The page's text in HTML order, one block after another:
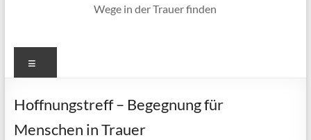
Wege in der Trauer finden
Hoffnungstreff – Begegnung für
Menschen in Trauer